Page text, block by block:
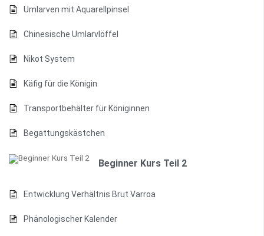
Umlarven mit Aquarellpinsel
Chinesische Umlarvlöffel
Nikot System
Käfig für die Königin
Transportbehälter für Königinnen
Begattungskästchen
Beginner Kurs Teil 2
Entwicklung Verhältnis Brut Varroa
Phänologischer Kalender